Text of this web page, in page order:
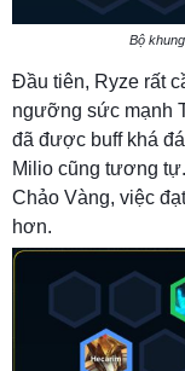
Bộ
Đầu tiên, Ryze rất
ngưỡng sức mạnh
đã được buff khá
Milio cũng tương
Chảo Vàng, việc
hơn.